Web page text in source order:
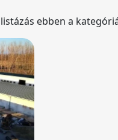
listázás ebben a